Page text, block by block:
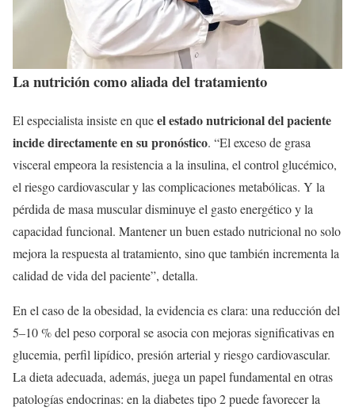
La nutrición como aliada del tratamiento
El especialista insiste en queel estado nutricional del paciente
incide directamente en su pronóstico. “El exceso de grasa
visceral empeora la resistencia a la insulina, el control glucémico,
el riesgo cardiovascular y las complicaciones metabólicas. Y la
pérdida de masa muscular disminuye el gasto energético y la
capacidad funcional. Mantener un buen estado nutricional no solo
mejora la respuesta al tratamiento, sino que también incrementa la
calidad de vida del paciente”, detalla.
En el caso de la obesidad, la evidencia es clara: una reducción del
5–10 % del peso corporal se asocia con mejoras significativas en
glucemia, perfil lipídico, presión arterial y riesgo cardiovascular.
La dieta adecuada, además, juega un papel fundamental en otras
patologías endocrinas: en la diabetes tipo 2 puede favorecer la